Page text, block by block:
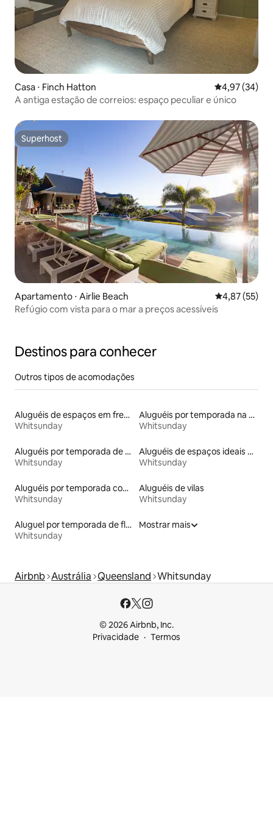
Casa ⋅ Finch Hatton 4,97 de uma
4,97 (34)
A antiga estação de correios: espaço peculiar e único
Superhost
Superhost
Apartamento ⋅ Airlie Beach 4,87 de uma
4,87 (55)
Refúgio com vista para o mar a preços acessíveis
Destinos para conhecer
Outros tipos de acomodações
Aluguéis de espaços em frente à praia
Whitsunday
Aluguéis por temporada na orla
Whitsunday
Aluguéis por temporada de acomodações de luxo
Whitsunday
Aluguéis de espaços ideais para famílias
Whitsunday
Aluguéis por temporada com caiaque
Whitsunday
Aluguéis de vilas
Whitsunday
Aluguel por temporada de flats
Whitsunday
Mostrar mais
Airbnb Austrália Queensland Whitsunday
© 2026 Airbnb, Inc.
Privacidade
Termos